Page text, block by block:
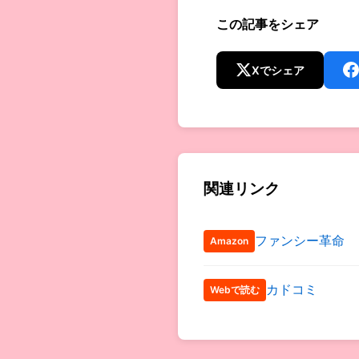
この記事をシェア
Xでシェア
関連リンク
Amazon ファンシー革命
Webで読む カドコミ